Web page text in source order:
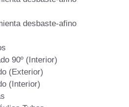
desbaste-afino
90º (Interior)
(Exterior)
(Interior)